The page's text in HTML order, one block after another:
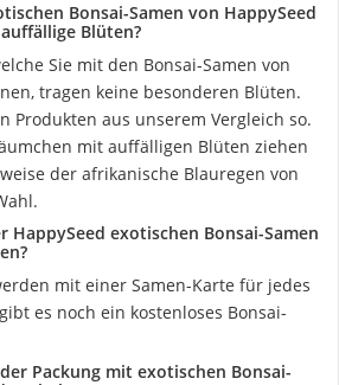
Bonsai-Samen von HappySeed
Blüten?
Sie mit den Bonsai-Samen von
tragen keine besonderen Blüten.
Produkten aus unserem Vergleich so.
mit auffälligen Blüten ziehen
der afrikanische Blauregen von
HappySeed exotischen Bonsai-Samen
mit einer Samen-Karte für jedes
es noch ein kostenloses Bonsai-
Packung mit exotischen Bonsai-